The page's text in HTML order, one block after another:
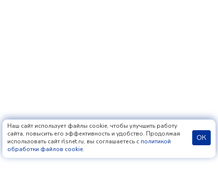
Наш сайт использует файлы cookie, чтобы улучшить работу
сайта, повысить его эффективность и удобство. Продолжая
использовать сайт rlsnet.ru, вы соглашаетесь с политикой
обработки файлов cookie.
ОК